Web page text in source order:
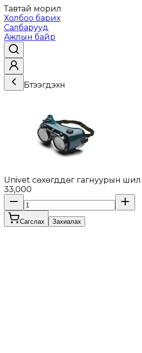
Тавтай морил
Холбоо барих
Салбарууд
Ажлын байр
Бүтээгдэхүүн
Univet сөхөгддөг гагнуурын шил
33,000
Сагслах Захиалах